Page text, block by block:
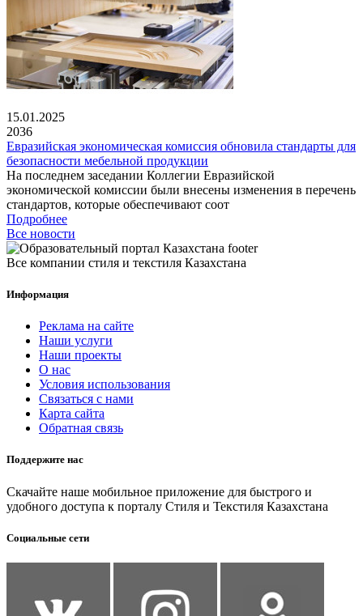
15.01.2025
2036
Евразийская экономическая комиссия обновила стандарты для
безопасности мебельной продукции
На последнем заседании Коллегии Евразийской
экономической комиссии были внесены изменения в перечень
стандартов, которые обеспечивают соот
Подробнее
Все новости
Все компании стиля и текстиля Казахстана
Информация
Реклама на сайте
Наши услуги
Наши проекты
О нас
Условия использования
Связаться с нами
Карта сайта
Обратная связь
Поддержите нас
Скачайте наше мобильное приложение для быстрого и
удобного доступа к порталу Стиля и Текстиля Казахстана
Социальные сети